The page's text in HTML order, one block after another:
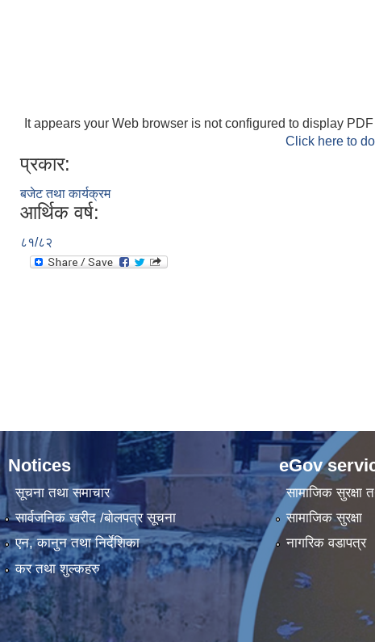
It appears your Web browser is not configured to display
Click here to
प्रकार:
बजेट तथा कार्यक्रम
आर्थिक वर्ष:
८१/८२
Notices
सूचना तथा समाचार
सार्वजनिक खरीद /बोलपत्र सूचना
एन, कानुन तथा निर्देशिका
कर तथा शुल्कहरु
eGov
सामाजिक सुरक्षा
सामाजिक सुरक्षा
नागरिक वडापत्र